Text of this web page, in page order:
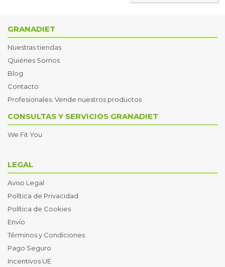
GRANADIET
Nuestras tiendas
Quiénes Somos
Blog
Contacto
Profesionales: Vende nuestros productos
CONSULTAS Y SERVICIOS GRANADIET
We Fit You
LEGAL
Aviso Legal
Política de Privacidad
Política de Cookies
Envío
Términos y Condiciones
Pago Seguro
Incentivos UE